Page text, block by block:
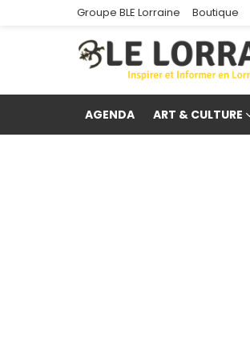
Groupe BLE Lorraine Boutique
AGENDA ART & CULTURE